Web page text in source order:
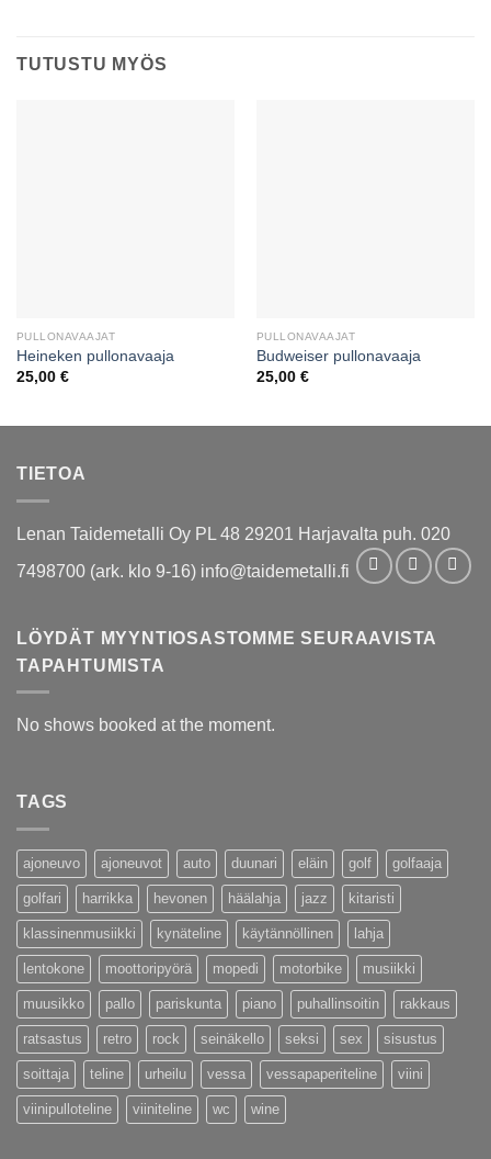
TUTUSTU MYÖS
PULLONAVAAJAT
Heineken pullonavaaja
25,00 €
PULLONAVAAJAT
Budweiser pullonavaaja
25,00 €
TIETOA
Lenan Taidemetalli Oy PL 48 29201 Harjavalta puh. 020
7498700 (ark. klo 9-16) info@taidemetalli.fi
LÖYDÄT MYYNTIOSASTOMME SEURAAVISTA
TAPAHTUMISTA
No shows booked at the moment.
TAGS
ajoneuvo ajoneuvot auto duunari eläin golf golfaaja
golfari harrikka hevonen häälahja jazz kitaristi
klassinenmusiikki kynäteline käytännöllinen lahja
lentokone moottoripyörä mopedi motorbike musiikki
muusikko pallo pariskunta piano puhallinsoitin rakkaus
ratsastus retro rock seinäkello seksi sex sisustus
soittaja teline urheilu vessa vessapaperiteline viini
viinipulloteline viiniteline wc wine